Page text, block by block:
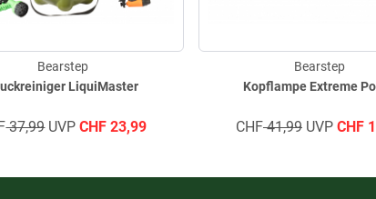
LiquiMaster
Bearstep
37,99UVP CHF 23,99
Kopflampe Extreme
Bearstep
CHF41,99UVP CHF